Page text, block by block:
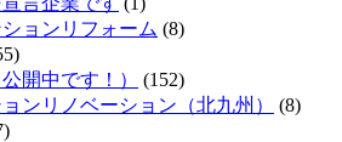
ョンリフォーム (8)
開中です！）
(152)
ンリノベーション（北九州）
(8)